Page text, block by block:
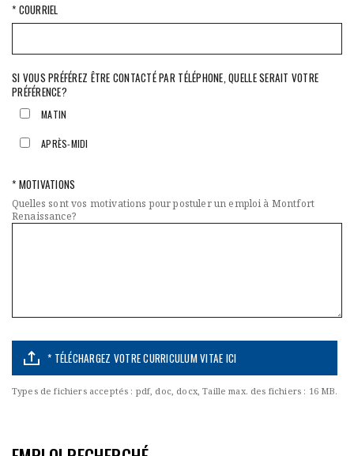
* COURRIEL
SI VOUS PRÉFÉREZ ÊTRE CONTACTÉ PAR TÉLÉPHONE, QUELLE SERAIT VOTRE
PRÉFÉRENCE?
MATIN
APRÈS-MIDI
* MOTIVATIONS
Quelles sont vos motivations pour postuler un emploi à Montfort
Renaissance?
* TÉLÉCHARGEZ VOTRE CURRICULUM VITAE ICI
Types de fichiers acceptés : pdf, doc, docx, Taille max. des fichiers : 16 MB.